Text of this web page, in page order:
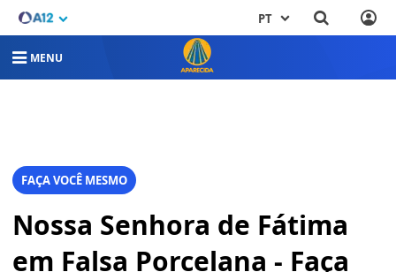
PT
MENU
FAÇA VOCÊ MESMO
Nossa Senhora de Fátima
em Falsa Porcelana - Faça